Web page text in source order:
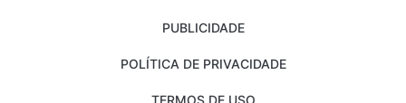
PUBLICIDADE
POLÍTICA DE PRIVACIDADE
TERMOS DE USO